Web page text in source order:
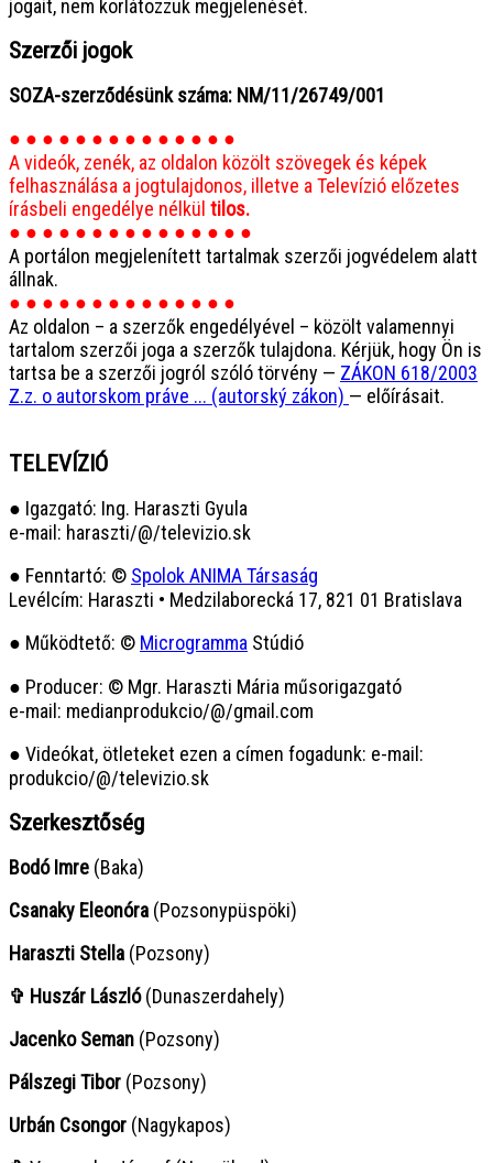
jogait, nem korlátozzuk megjelenését.
Szerzői jogok
SOZA-szerződésünk száma: NM/11/26749/001
● ● ● ● ● ● ● ● ● ● ● ● ● ●
A videók, zenék, az oldalon közölt szövegek és képek
felhasználása a jogtulajdonos, illetve a Televízió előzetes
írásbeli engedélye nélkül tilos.
● ● ● ● ● ● ● ● ● ● ● ● ● ● ●
A portálon megjelenített tartalmak szerzői jogvédelem alatt
állnak.
● ● ● ● ● ● ● ● ● ● ● ● ● ●
Az oldalon – a szerzők engedélyével – közölt valamennyi
tartalom szerzői joga a szerzők tulajdona. Kérjük, hogy Ön is
tartsa be a szerzői jogról szóló törvény — ZÁKON 618/2003
Z.z. o autorskom práve ... (autorský zákon) — előírásait.
TELEVÍZIÓ
● Igazgató: Ing. Haraszti Gyula
e-mail: haraszti/@/televizio.sk
● Fenntartó: © Spolok ANIMA Társaság
Levélcím: Haraszti • Medzilaborecká 17, 821 01 Bratislava
● Működtető: © Microgramma Stúdió
● Producer: © Mgr. Haraszti Mária műsorigazgató
e-mail: medianprodukcio/@/gmail.com
● Videókat, ötleteket ezen a címen fogadunk: e-mail:
produkcio/@/televizio.sk
Szerkesztőség
Bodó Imre (Baka)
Csanaky Eleonóra (Pozsonypüspöki)
Haraszti Stella (Pozsony)
✞ Huszár László(Dunaszerdahely)
Jacenko Seman (Pozsony)
Pálszegi Tibor (Pozsony)
Urbán Csongor (Nagykapos)